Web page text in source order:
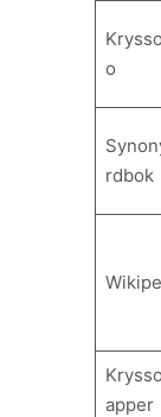
o
rdbok
apper